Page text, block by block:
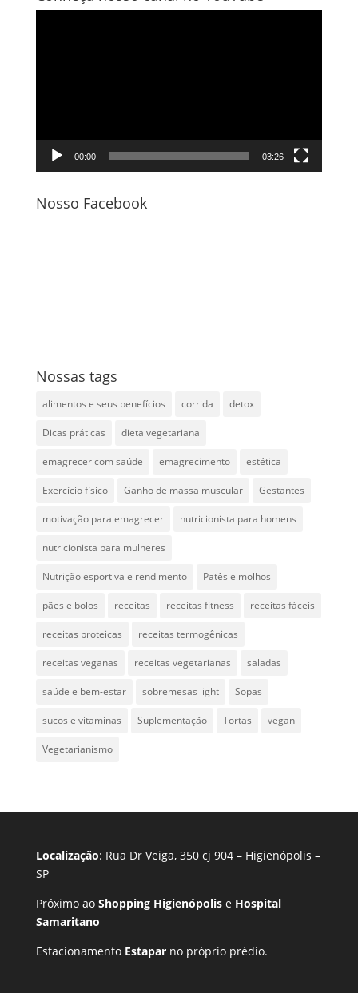
00:00 03:26
Nosso Facebook
Nossas tags
alimentos e seus benefícios corrida detox
Dicas práticas dieta vegetariana
emagrecer com saúde emagrecimento estética
Exercício físico Ganho de massa muscular Gestantes
motivação para emagrecer nutricionista para homens
nutricionista para mulheres
Nutrição esportiva e rendimento Patês e molhos
pães e bolos receitas receitas fitness receitas fáceis
receitas proteicas receitas termogênicas
receitas veganas receitas vegetarianas saladas
saúde e bem-estar sobremesas light Sopas
sucos e vitaminas Suplementação Tortas vegan
Vegetarianismo
Localização: Rua Dr Veiga, 350 cj 904 – Higienópolis –
SP
Próximo ao Shopping Higienópolise Hospital
Samaritano
Estacionamento Estaparno próprio prédio.